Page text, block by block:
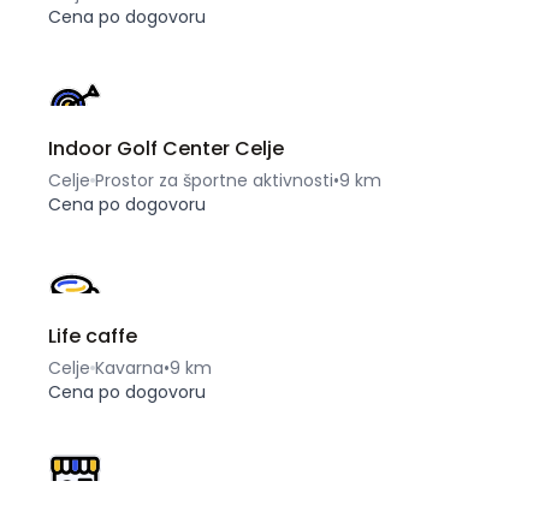
Cena po dogovoru
Indoor Golf Center Celje
Celje Prostor za športne aktivnosti•9 km
Cena po dogovoru
Life caffe
Celje Kavarna•9 km
Cena po dogovoru